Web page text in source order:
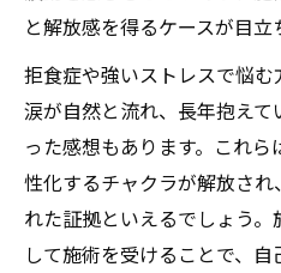
と解放感を得るケースが目立
拒食症や強いストレスで悩
涙が自然と流れ、長年抱え
った感想もあります。これ
性化するチャクラが解放さ
れた証拠といえるでしょう
して施術を受けることで、